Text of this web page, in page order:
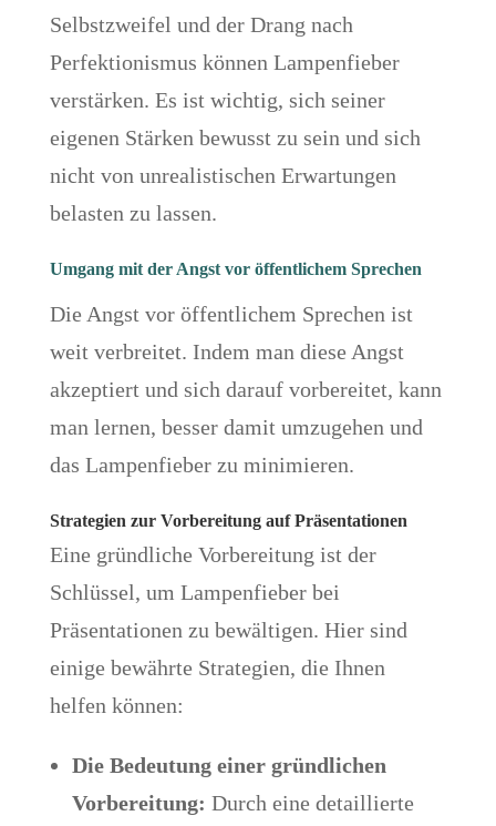
Selbstzweifel und der Drang nach
Perfektionismus können Lampenfieber
verstärken. Es ist wichtig, sich seiner
eigenen Stärken bewusst zu sein und sich
nicht von unrealistischen Erwartungen
belasten zu lassen.
Umgang mit der Angst vor öffentlichem Sprechen
Die Angst vor öffentlichem Sprechen ist
weit verbreitet. Indem man diese Angst
akzeptiert und sich darauf vorbereitet, kann
man lernen, besser damit umzugehen und
das Lampenfieber zu minimieren.
Strategien zur Vorbereitung auf Präsentationen
Eine gründliche Vorbereitung ist der
Schlüssel, um Lampenfieber bei
Präsentationen zu bewältigen. Hier sind
einige bewährte Strategien, die Ihnen
helfen können:
Die Bedeutung einer gründlichen
Vorbereitung: Durch eine detaillierte